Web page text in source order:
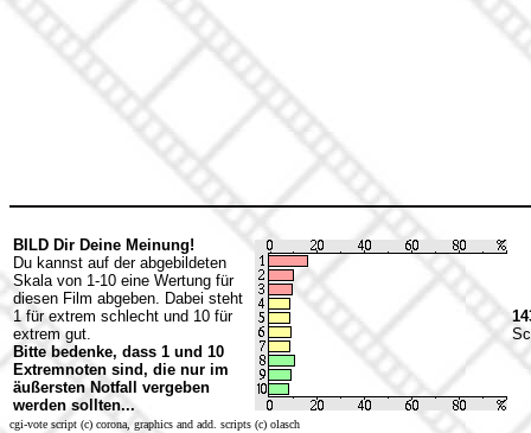
BILD Dir Deine Meinung!
Du kannst auf der abgebildeten
Skala von 1-10 eine Wertung für
diesen Film abgeben. Dabei steht
1 für extrem schlecht und 10 für
extrem gut.
Bitte bedenke, dass 1 und 10
Extremnoten sind, die nur im
äußersten Notfall vergeben
werden sollten...
cgi-vote script (c) corona, graphics and add. scripts (c) olasch